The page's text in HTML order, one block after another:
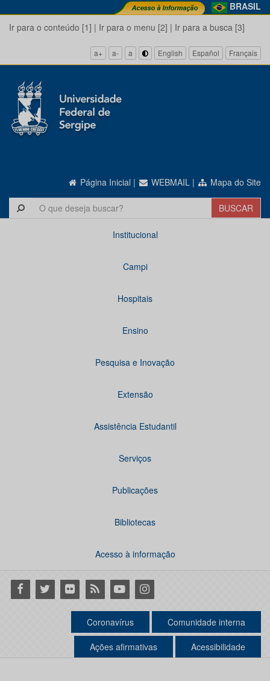
BRASIL
Ir para o conteúdo [1] | Ir para o menu [2] | Ir para a busca [3]
a+ a- a English Español Français
Página Inicial | WEBMAIL | Mapa do Site
Institucional
Campi
Hospitais
Ensino
Pesquisa e Inovação
Extensão
Assistência Estudantil
Serviços
Publicações
Bibliotecas
Acesso à informação
Facebook
Twitter Flickr RSS YoutubeInstagram
Coronavírus Comunidade interna
Ações afirmativas Acessibilidade